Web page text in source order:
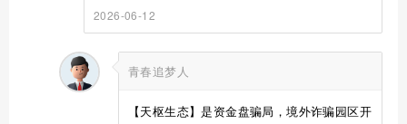
2026-06-12
青春追梦人
【天枢生态】是资金盘骗局，境外诈骗园区开